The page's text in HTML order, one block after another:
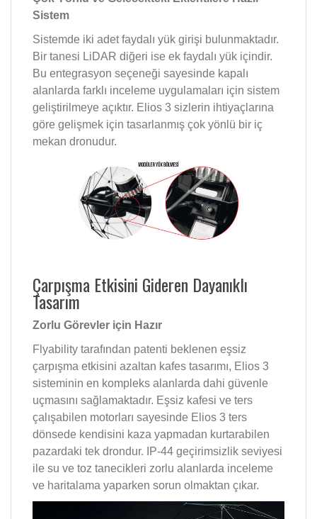
Sistem
Sistemde iki adet faydalı yük girişi bulunmaktadır.
Bir tanesi LiDAR diğeri ise ek faydalı yük içindir.
Bu entegrasyon seçeneği sayesinde kapalı
alanlarda farklı inceleme uygulamaları için sistem
geliştirilmeye açıktır. Elios 3 sizlerin ihtiyaçlarına
göre gelişmek için tasarlanmış çok yönlü bir iç
mekan dronudur.
Çarpışma Etkisini Gideren Dayanıklı
Tasarım
Zorlu Görevler için Hazır
Flyability tarafından patenti beklenen eşsiz
çarpışma etkisini azaltan kafes tasarımı, Elios 3
sisteminin en kompleks alanlarda dahi güvenle
uçmasını sağlamaktadır. Eşsiz kafesi ve ters
çalışabilen motorları sayesinde Elios 3 ters
dönsede kendisini kaza yapmadan kurtarabilen
pazardaki tek drondur. IP-44 geçirimsizlik seviyesi
ile su ve toz tanecikleri zorlu alanlarda inceleme
ve haritalama yaparken sorun olmaktan çıkar.